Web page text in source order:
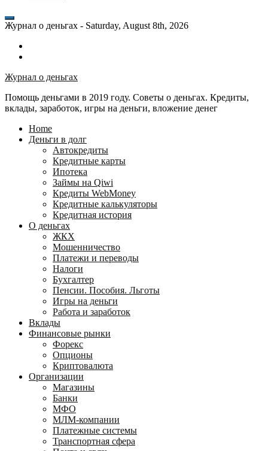
Журнал о деньгах - Saturday, August 8th, 2026
банка
24
для
лиц
взять
WebMoney?
Журнал о деньгах
Помощь деньгами в 2019 году. Советы о деньгах. Кредиты,
вклады, заработок, игры на деньги, вложение денег
Home
Деньги в долг
Автокредиты
Кредитные карты
Ипотека
Займы на Qiwi
Кредиты WebMoney
Кредитные калькуляторы
Кредитная история
О деньгах
ЖКХ
Мошенничество
Платежи и переводы
Налоги
Бухгалтер
Пенсии. Пособия. Льготы
Игры на деньги
Работа и заработок
Вклады
Финансовые рынки
Форекс
Опционы
Криптовалюта
Организации
Магазины
Банки
МФО
МЛМ-компании
Платежные системы
Транспортная сфера